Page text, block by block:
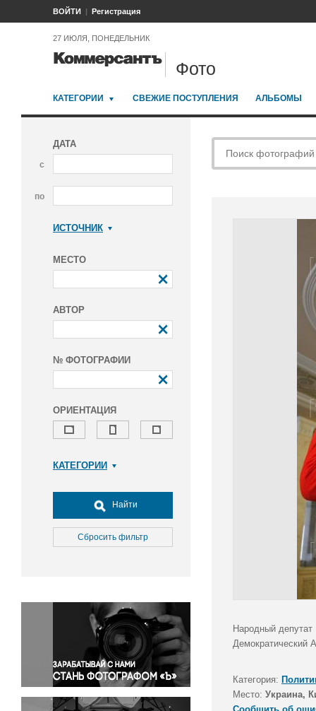
ВОЙТИ Регистрация
27 ИЮЛЯ, ПОНЕДЕЛЬНИК
Фото
КАТЕГОРИИ СВЕЖИЕ ПОСТУПЛЕНИЯ АЛЬБОМЫ
ДАТА
с
по
ИСТОЧНИК
МЕСТО
АВТОР
№ ФОТОГРАФИИ
ОРИЕНТАЦИЯ
КАТЕГОРИИ
Досуг, туризм и отдых
Культура
Медицина
Окружающая среда
Политика
Правосудие
Происшествия и конфликты
Религия
Светская жизнь
Найти
Сбросить фильтр
Народный
Демократический
Категория:
Место: Украина,